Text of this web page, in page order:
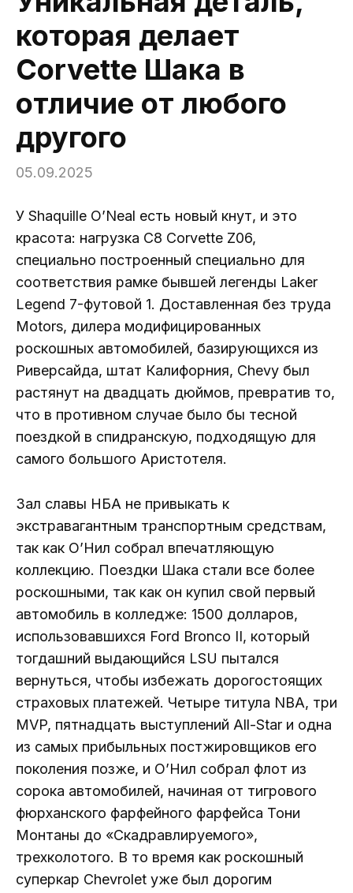
которая делает
Corvette Шака в
отличие от любого
другого
05.09.2025
У Shaquille O’Neal есть новый кнут, и это
красота: нагрузка C8 Corvette Z06,
специально построенный специально для
соответствия рамке бывшей легенды Laker
Legend 7-футовой 1. Доставленная без труда
Motors, дилера модифицированных
роскошных автомобилей, базирующихся из
Риверсайда, штат Калифорния, Chevy был
растянут на двадцать дюймов, превратив то,
что в противном случае было бы тесной
поездкой в ​​спидранскую, подходящую для
самого большого Аристотеля.
Зал славы НБА не привыкать к
экстравагантным транспортным средствам,
так как О’Нил собрал впечатляющую
коллекцию. Поездки Шака стали все более
роскошными, так как он купил свой первый
автомобиль в колледже: 1500 долларов,
использовавшихся Ford Bronco II, который
тогдашний выдающийся LSU пытался
вернуться, чтобы избежать дорогостоящих
страховых платежей. Четыре титула NBA, три
MVP, пятнадцать выступлений All-Star и одна
из самых прибыльных постжировщиков его
поколения позже, и О’Нил собрал флот из
сорока автомобилей, начиная от тигрового
фюрханского фарфейного фарфейса Тони
Монтаны до «Скадравлируемого»,
трехколотого. В то время как роскошный
суперкар Chevrolet уже был дорогим